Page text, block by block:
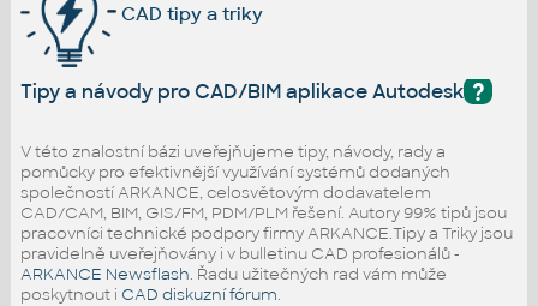
CAD tipy a triky
?
Tipy a návody pro CAD/BIM aplikace Autodesk
V této znalostní bázi uveřejňujeme tipy, návody, rady a
pomůcky pro efektivnější využívání systémů dodaných
společností ARKANCE, celosvětovým dodavatelem
CAD/CAM, BIM, GIS/FM, PDM/PLM řešení. Autory 99% tipů jsou
pracovníci technické podpory firmy ARKANCE.Tipy a Triky jsou
pravidelně uveřejňovány i v bulletinu CAD profesionálů -
ARKANCE Newsflash. Řadu užitečných rad vám může
poskytnout i CAD diskuzní fórum.